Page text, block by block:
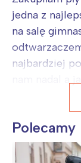
jedna z
na salę
najbardziej
Polecamy